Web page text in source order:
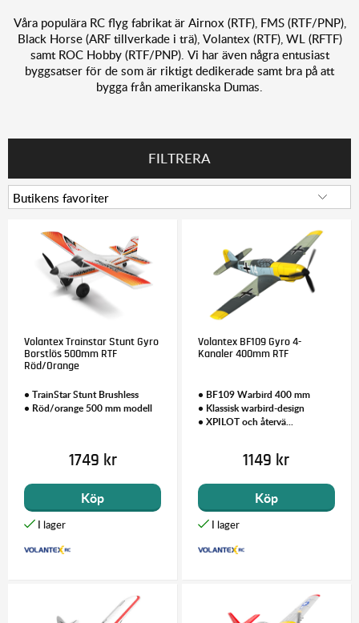
Våra populära RC flyg fabrikat är Airnox (RTF), FMS (RTF/PNP),
Black Horse (ARF tillverkade i trä), Volantex (RTF), WL (RFTF)
samt ROC Hobby (RTF/PNP). Vi har även några entusiast
byggsatser för de som är riktigt dedikerade samt bra på att
bygga från amerikanska Dumas.
FILTRERA
Volantex Trainstar Stunt Gyro
Borstlös 500mm RTF
Röd/Orange
• TrainStar Stunt Brushless
• Röd/orange 500 mm modell
1749 kr
Köp
Volantex BF109 Gyro 4-
Kanaler 400mm RTF
• BF109 Warbird 400 mm
• Klassisk warbird-design
• XPILOT och återvä...
1149 kr
Köp